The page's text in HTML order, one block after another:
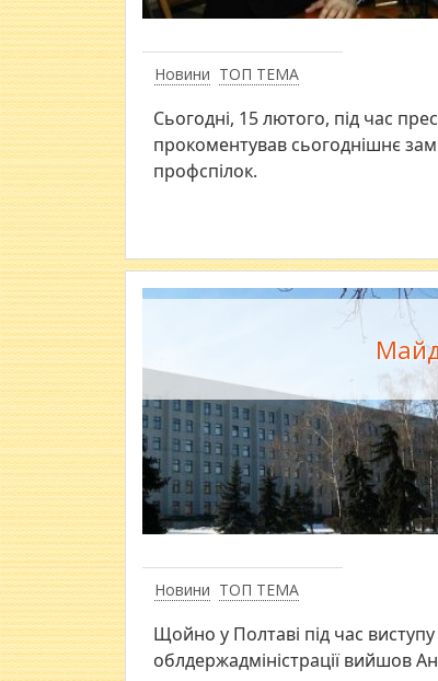
Новини ТОП ТЕМА
Сьогодні, 15 лютого, під час
прокоментував сьогоднішнє
профспілок.
Новини ТОП ТЕМА
Щойно у Полтаві під час
облдержадміністрації вийшов